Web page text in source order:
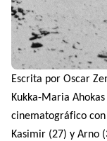
Escrita por Oscar
Kukka-Maria
cinematográfico
Kasimir (27) y Arno